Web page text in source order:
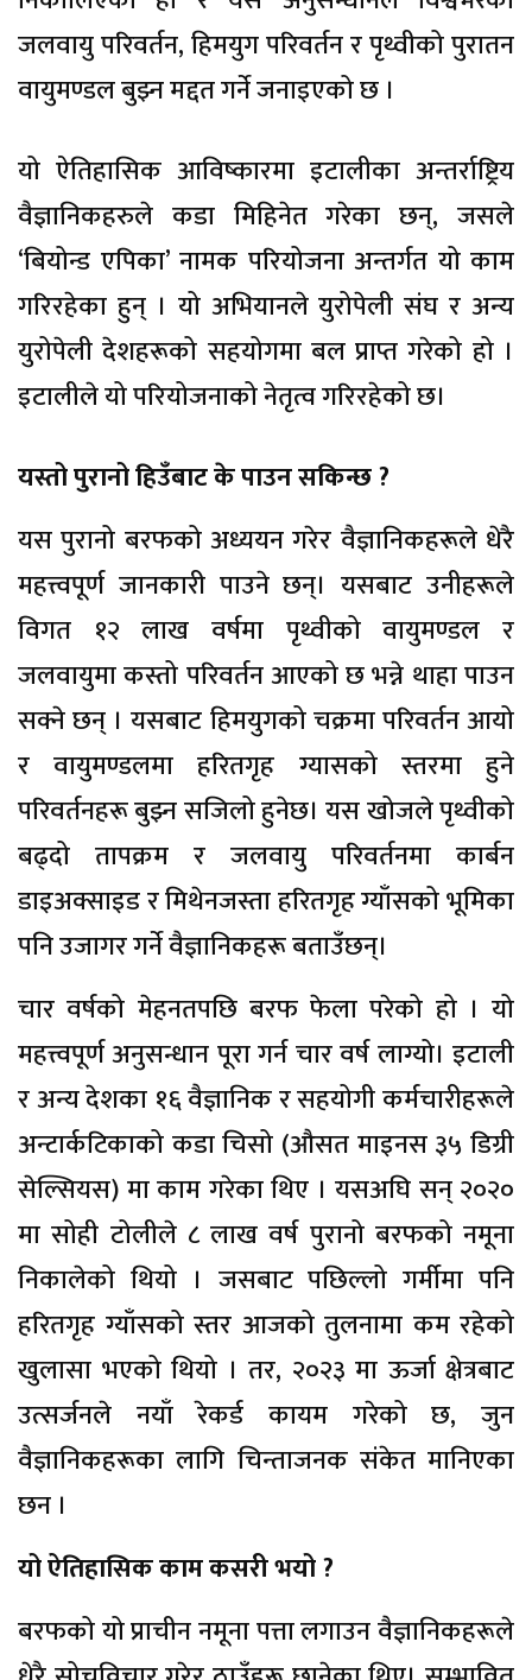
जलवायु परिवर्तन, हिमयुग परिवर्तन र पृथ्वीको पुरातन
वायुमण्डल बुझ्न मद्दत गर्ने जनाइएको छ ।
यो ऐतिहासिक आविष्कारमा इटालीका अन्तर्राष्ट्रिय
वैज्ञानिकहरुले कडा मिहिनेत गरेका छन्, जसले
‘बियोन्ड एपिका’ नामक परियोजना अन्तर्गत यो काम
गरिरहेका हुन् । यो अभियानले युरोपेली संघ र अन्य
युरोपेली देशहरूको सहयोगमा बल प्राप्त गरेको हो ।
इटालीले यो परियोजनाको नेतृत्व गरिरहेको छ।
यस्तो पुरानो हिउँबाट के पाउन सकिन्छ ?
यस पुरानो बरफको अध्ययन गरेर वैज्ञानिकहरूले धेरै
महत्त्वपूर्ण जानकारी पाउने छन्। यसबाट उनीहरूले
विगत १२ लाख वर्षमा पृथ्वीको वायुमण्डल र
जलवायुमा कस्तो परिवर्तन आएको छ भन्ने थाहा पाउन
सक्ने छन् । यसबाट हिमयुगको चक्रमा परिवर्तन आयो
र वायुमण्डलमा हरितगृह ग्यासको स्तरमा हुने
परिवर्तनहरू बुझ्न सजिलो हुनेछ। यस खोजले पृथ्वीको
बढ्दो तापक्रम र जलवायु परिवर्तनमा कार्बन
डाइअक्साइड र मिथेनजस्ता हरितगृह ग्याँसको भूमिका
पनि उजागर गर्ने वैज्ञानिकहरू बताउँछन्।
चार वर्षको मेहनतपछि बरफ फेला परेको हो । यो
महत्त्वपूर्ण अनुसन्धान पूरा गर्न चार वर्ष लाग्यो। इटाली
र अन्य देशका १६ वैज्ञानिक र सहयोगी कर्मचारीहरूले
अन्टार्कटिकाको कडा चिसो (औसत माइनस ३५ डिग्री
सेल्सियस) मा काम गरेका थिए । यसअघि सन् २०२०
मा सोही टोलीले ८ लाख वर्ष पुरानो बरफको नमूना
निकालेको थियो । जसबाट पछिल्लो गर्मीमा पनि
हरितगृह ग्याँसको स्तर आजको तुलनामा कम रहेको
खुलासा भएको थियो । तर, २०२३ मा ऊर्जा क्षेत्रबाट
उत्सर्जनले नयाँ रेकर्ड कायम गरेको छ, जुन
वैज्ञानिकहरूका लागि चिन्ताजनक संकेत मानिएका
छन ।
यो ऐतिहासिक काम कसरी भयो ?
बरफको यो प्राचीन नमूना पत्ता लगाउन वैज्ञानिकहरूले